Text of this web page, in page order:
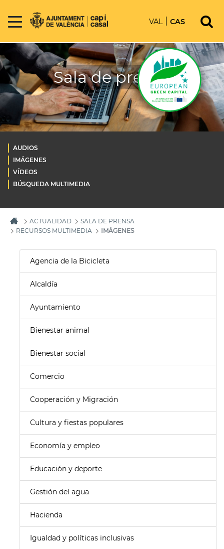
VAL CAS
Sala de prensa
AUDIOS
IMÁGENES
VÍDEOS
BÚSQUEDA MULTIMEDIA
ACTUALIDAD
SALA DE PRENSA
RECURSOS MULTIMEDIA
IMÁGENES
Agencia de la Bicicleta
Alcaldía
Ayuntamiento
Bienestar animal
Bienestar social
Comercio
Cooperación y Migración
Cultura y fiestas populares
Economía y empleo
Educación y deporte
Gestión del agua
Hacienda
Igualdad y políticas inclusivas